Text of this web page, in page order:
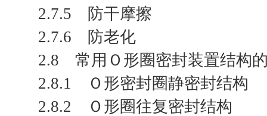
2.7.5 防干摩擦
2.7.6 防老化
2.8 常用Ｏ形圈密封装置结构
2.8.1 Ｏ形密封圈静密封结构
2.8.2 Ｏ形圈往复密封结构